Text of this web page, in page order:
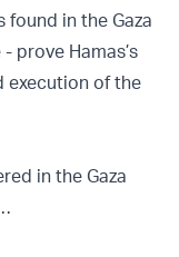
found in the Gaza
prove Hamas’s
execution of the
in the Gaza